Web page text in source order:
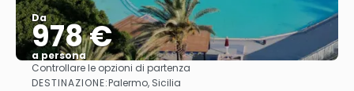
Da
978 €
a persona
Vedere
Controllare le opzioni di partenza
DESTINAZIONE:Palermo, Sicilia